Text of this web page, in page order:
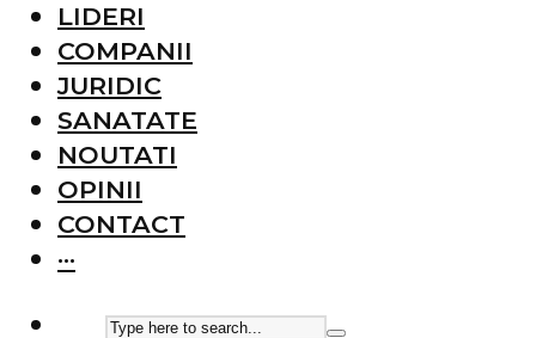
LIDERI
COMPANII
JURIDIC
SANATATE
NOUTATI
OPINII
CONTACT
···